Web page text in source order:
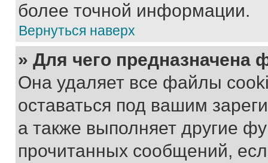
более точной информации.
Вернуться наверх
» Для чего предназначена
Она удаляет все файлы
оставаться под вашим
а также выполняет другие
прочитанных сообщений,